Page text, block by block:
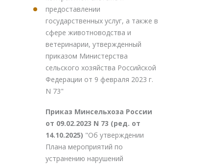
предоставлении
государственных услуг, а также в
сфере животноводства и
ветеринарии, утвержденный
приказом Министерства
сельского хозяйства Российской
Федерации от 9 февраля 2023 г.
N 73"
Приказ Минсельхоза России
от 09.02.2023 N 73 (ред. от
14.10.2025) "Об утверждении
Плана мероприятий по
устранению нарушений